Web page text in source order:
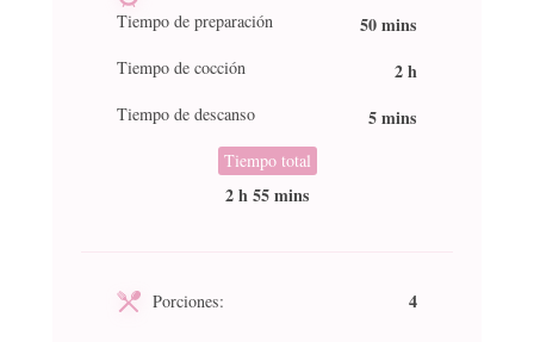
Tiempo de preparación 50 mins
Tiempo de cocción 2 h
Tiempo de descanso 5 mins
Tiempo total
2 h 55 mins
Porciones: 4